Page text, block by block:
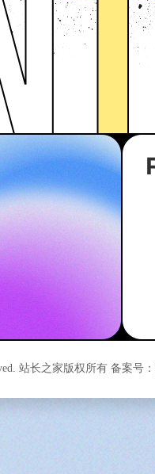
站长之家版权所有 备案号：